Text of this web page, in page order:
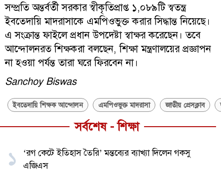
সম্প্রতি অন্তর্বর্তী সরকার স্বীকৃতিপ্রাপ্ত ১,০৮৯টি স্বতন্ত্র
ইবতেদায়ি মাদরাসাকে এমপিওভুক্ত করার সিদ্ধান্ত নিয়েছে।
এ সংক্রান্ত ফাইলে প্রধান উপদেষ্টা স্বাক্ষর করেছেন। তবে
আন্দোলনরত শিক্ষকরা বলছেন, শিক্ষা মন্ত্রণালয়ের প্রজ্ঞাপন
না হওয়া পর্যন্ত তারা ঘরে ফিরবেন না।
Sanchoy Biswas
ইবতেদায়ি শিক্ষক আন্দোলন এমপিওভুক্ত মাদরাসা জাতীয় প্রেসক্লাব
সর্বশেষ - শিক্ষা
১
‘রগ কেটে ইতিহাস তৈরি’ মন্তব্যের ব্যাখ্যা দিলেন গকসু
এজিএস